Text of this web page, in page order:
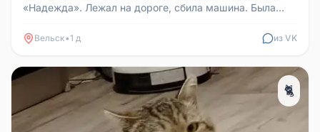
«Надежда». Лежал на дороге, сбила машина. Была
Вельск•1 д из VK
🐈